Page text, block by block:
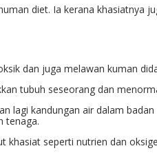
diet. Ia kerana khasiatnya
dan juga melawan kuman
tubuh seseorang dan
lagi kandungan air dalam
tenaga.
khasiat seperti nutrien dan